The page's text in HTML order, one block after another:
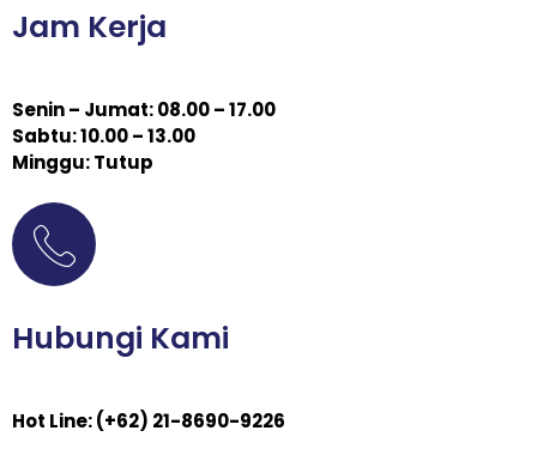
Jam Kerja
Senin – Jumat: 08.00 – 17.00
Sabtu: 10.00 – 13.00
Minggu: Tutup
Hubungi Kami
Hot Line: (+62) 21-8690-9226